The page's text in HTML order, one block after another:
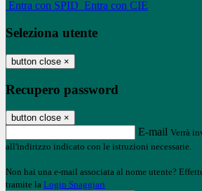
Entra con SPID Entra con CIE
Seleziona utente
button close ×
Recupero password
button close ×
E-mail Verrà
all'indirizzo indicato con le istruzioni necessarie.
Non hai una e-mail associata al nome utente?
tramite la Login Spaggiari